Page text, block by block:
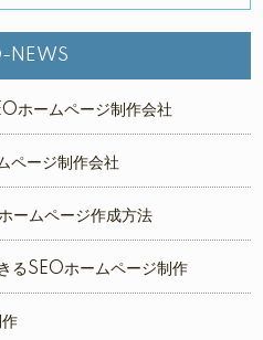
NEWS
ホームページ制作会社
ページ制作会社
ームページ作成方法
るSEOホームページ制作